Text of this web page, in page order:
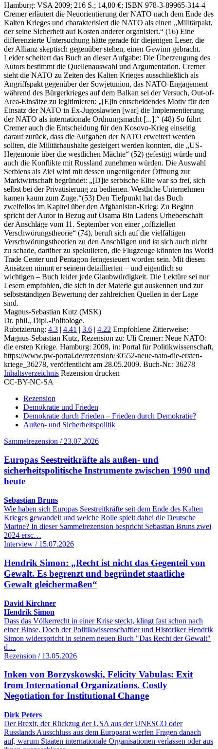
Hamburg: VSA 2009; 216 S.; 14,80 €; ISBN 978-3-89965-314-4
Cremer erläutert die Neuorientierung der NATO nach dem Ende des
Kalten Krieges und charakterisiert die NATO als einen „Militärpakt,
der seine Sicherheit auf Kosten anderer organisiert.“ (16) Eine
differenzierte Untersuchung hätte gerade für diejenigen Leser, die
der Allianz skeptisch gegenüber stehen, einen Gewinn gebracht.
Leider scheitert das Buch an dieser Aufgabe: Die Überzeugung des
Autors bestimmt die Quellenauswahl und Argumentation. Cremer
sieht die NATO zu Zeiten des Kalten Krieges ausschließlich als
Angriffspakt gegenüber der Sowjetunion, das NATO-Engagement
während des Bürgerkrieges auf dem Balkan sei der Versuch, Out-of-
Area-Einsätze zu legitimieren: „[E]in entscheidendes Motiv für den
Einsatz der NATO in Ex-Jugoslawien [war] die Implementierung
der NATO als internationale Ordnungsmacht [...].“ (48) So führt
Cremer auch die Entscheidung für den Kosovo-Krieg einseitig
darauf zurück, dass die Aufgaben der NATO erweitert werden
sollten, die Militärhaushalte gesteigert werden konnten, die „US-
Hegemonie über die westlichen Mächte“ (52) gefestigt würde und
auch die Konflikte mit Russland zunehmen würden. Die Auswahl
Serbiens als Ziel wird mit dessen ungenügender Öffnung zur
Marktwirtschaft begründet: „[D]ie serbische Elite war so frei, sich
selbst bei der Privatisierung zu bedienen. Westliche Unternehmen
kamen kaum zum Zuge.“(53) Den Tiefpunkt hat das Buch
zweifellos im Kapitel über den Afghanistan-Krieg: Zu Beginn
spricht der Autor in Bezug auf Osama Bin Ladens Urheberschaft
der Anschläge vom 11. September von einer „offiziellen
Verschwörungstheorie“ (74), beruft sich auf die vielfältigen
Verschwörungstheorien zu den Anschlägen und ist sich auch nicht
zu schade, darüber zu spekulieren, die Flugzeuge könnten ins World
Trade Center und Pentagon ferngesteuert worden sein. Mit diesen
Ansätzen nimmt er seinem detaillierten – und eigentlich so
wichtigen – Buch leider jede Glaubwürdigkeit. Die Lektüre sei nur
Lesern empfohlen, die sich in der Materie gut auskennen und zur
selbstständigen Bewertung der zahlreichen Quellen in der Lage
sind.
Magnus-Sebastian Kutz (MSK)
Dr. phil., Dipl.-Politologe.
Rubrizierung: 4.3 | 4.41 | 3.6 | 4.22 Empfohlene Zitierweise:
Magnus-Sebastian Kutz, Rezension zu: Uli Cremer: Neue NATO:
die ersten Kriege. Hamburg: 2009, in: Portal für Politikwissenschaft,
https://www.pw-portal.de/rezension/30552-neue-nato-die-ersten-
kriege_36278, veröffentlicht am 28.05.2009. Buch-Nr.: 36278
Inhaltsverzeichnis Rezension drucken
CC-BY-NC-SA
Rezension
Demokratie und Frieden
Demokratie durch Frieden – Frieden durch Demokratie?
Außen- und Sicherheitspolitik
Sammelrezension / 23.07.2026
Europas Seestreitkräfte als außen- und
sicherheitspolitische Instrumente zwischen 1990 und
heute
Sebastian Bruns
Wie haben sich Europas Seestreitkräfte seit dem Ende des Kalten
Krieges gewandelt und welche Rolle spielt dabei die Deutsche
Marine? In dieser Sammelrezension bespricht Sebastian Bruns zwei
2024 ersc…
Interview / 15.07.2026
Hendrik Simon: „Recht ist nicht das Gegenteil von
Gewalt. Es begrenzt und begründet staatliche
Gewalt gleichermaßen“
David Kirchner
Hendrik Simon
Dass das Völkerrecht in einer Krise steckt, klingt fast schon nach
einer Binse. Doch der Politikwissenschaftler und Historiker Hendrik
Simon widerspricht in seinem neuen Buch "Das Recht der Gewalt"
d…
Rezension / 13.05.2026
Inken von Borzyskowski, Felicity Vabulas: Exit
from International Organizations. Costly
Negotiation for Institutional Change
Dirk Peters
Der Brexit, der Rückzug der USA aus der UNESCO oder
Russlands Ausschluss aus dem Europarat werfen Fragen danach
auf, warum Staaten internationale Organisationen verlassen oder aus